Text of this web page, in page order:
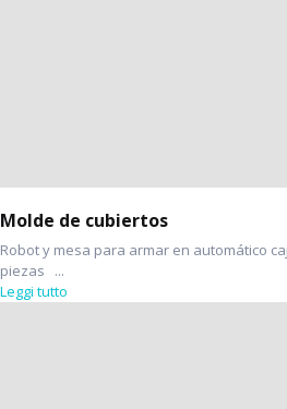
Molde de cubiertos
Robot y mesa para armar en automático
piezas ...
Leggi tutto